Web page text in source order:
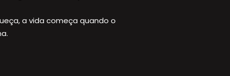
a vida começa quando o